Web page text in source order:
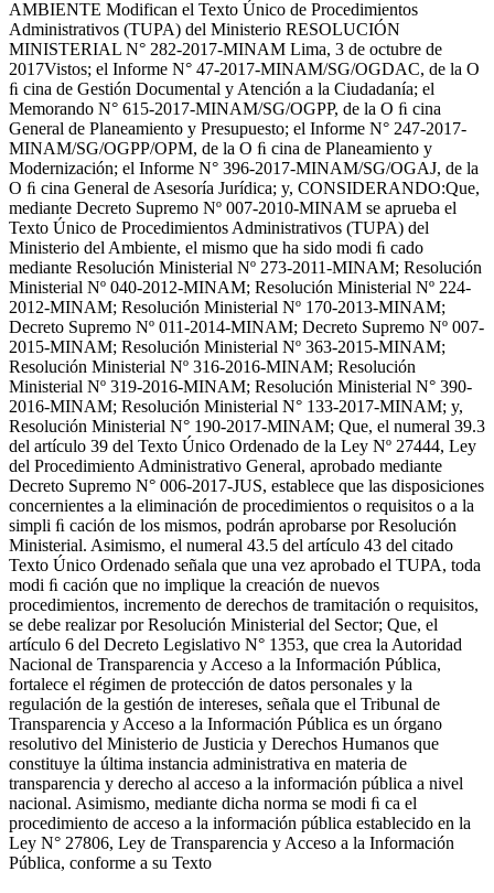
AMBIENTE Modifican el Texto Único de Procedimientos
Administrativos (TUPA) del Ministerio RESOLUCIÓN
MINISTERIAL N° 282-2017-MINAM Lima, 3 de octubre de
2017Vistos; el Informe N° 47-2017-MINAM/SG/OGDAC, de la O
ﬁ cina de Gestión Documental y Atención a la Ciudadanía; el
Memorando N° 615-2017-MINAM/SG/OGPP, de la O ﬁ cina
General de Planeamiento y Presupuesto; el Informe N° 247-2017-
MINAM/SG/OGPP/OPM, de la O ﬁ cina de Planeamiento y
Modernización; el Informe N° 396-2017-MINAM/SG/OGAJ, de la
O ﬁ cina General de Asesoría Jurídica; y, CONSIDERANDO:Que,
mediante Decreto Supremo Nº 007-2010-MINAM se aprueba el
Texto Único de Procedimientos Administrativos (TUPA) del
Ministerio del Ambiente, el mismo que ha sido modi ﬁ cado
mediante Resolución Ministerial Nº 273-2011-MINAM; Resolución
Ministerial Nº 040-2012-MINAM; Resolución Ministerial Nº 224-
2012-MINAM; Resolución Ministerial Nº 170-2013-MINAM;
Decreto Supremo Nº 011-2014-MINAM; Decreto Supremo Nº 007-
2015-MINAM; Resolución Ministerial Nº 363-2015-MINAM;
Resolución Ministerial Nº 316-2016-MINAM; Resolución
Ministerial Nº 319-2016-MINAM; Resolución Ministerial N° 390-
2016-MINAM; Resolución Ministerial N° 133-2017-MINAM; y,
Resolución Ministerial N° 190-2017-MINAM; Que, el numeral 39.3
del artículo 39 del Texto Único Ordenado de la Ley Nº 27444, Ley
del Procedimiento Administrativo General, aprobado mediante
Decreto Supremo N° 006-2017-JUS, establece que las disposiciones
concernientes a la eliminación de procedimientos o requisitos o a la
simpli ﬁ cación de los mismos, podrán aprobarse por Resolución
Ministerial. Asimismo, el numeral 43.5 del artículo 43 del citado
Texto Único Ordenado señala que una vez aprobado el TUPA, toda
modi ﬁ cación que no implique la creación de nuevos
procedimientos, incremento de derechos de tramitación o requisitos,
se debe realizar por Resolución Ministerial del Sector; Que, el
artículo 6 del Decreto Legislativo N° 1353, que crea la Autoridad
Nacional de Transparencia y Acceso a la Información Pública,
fortalece el régimen de protección de datos personales y la
regulación de la gestión de intereses, señala que el Tribunal de
Transparencia y Acceso a la Información Pública es un órgano
resolutivo del Ministerio de Justicia y Derechos Humanos que
constituye la última instancia administrativa en materia de
transparencia y derecho al acceso a la información pública a nivel
nacional. Asimismo, mediante dicha norma se modi ﬁ ca el
procedimiento de acceso a la información pública establecido en la
Ley N° 27806, Ley de Transparencia y Acceso a la Información
Pública, conforme a su Texto